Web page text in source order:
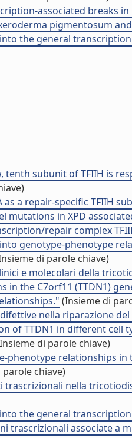
associated breaks
pigmentosum
the general transcription
tenth subunit of TFIIH is
as a repair-specific TFIIH
mutations in XPD
repair complex
genotype-phenotype
di parole chiave)
e molecolari della
in the C7orf11 (TTDN1)
(Insieme di
nella riparazione del
of TTDN1 in different
di parole chiave)
phenotype relationships
chiave)
trascrizionali nella
the general transcription
trascrizionali associate a